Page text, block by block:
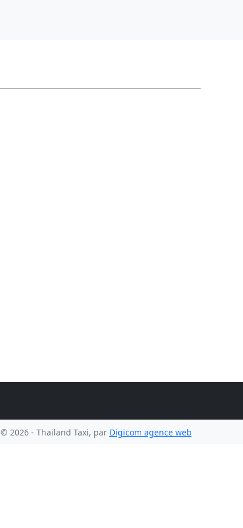
© 2026 - Thailand Taxi, par Digicom agence web